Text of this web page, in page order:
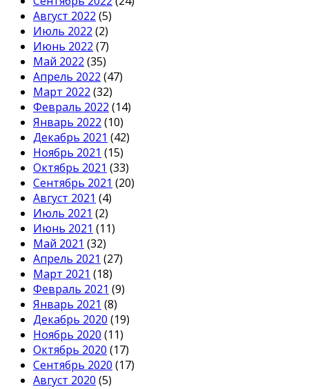
Август 2022 (5)
Июль 2022 (2)
Июнь 2022 (7)
Май 2022 (35)
Апрель 2022 (47)
Март 2022 (32)
Февраль 2022 (14)
Январь 2022 (10)
Декабрь 2021 (42)
Ноябрь 2021 (15)
Октябрь 2021 (33)
Сентябрь 2021 (20)
Август 2021 (4)
Июль 2021 (2)
Июнь 2021 (11)
Май 2021 (32)
Апрель 2021 (27)
Март 2021 (18)
Февраль 2021 (9)
Январь 2021 (8)
Декабрь 2020 (19)
Ноябрь 2020 (11)
Октябрь 2020 (17)
Сентябрь 2020 (17)
Август 2020 (5)